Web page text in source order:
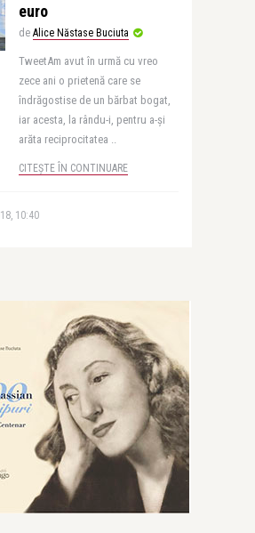
euro
de Alice Năstase Buciuta
TweetAm avut în urmă cu vreo
zece ani o prietenă care se
îndrăgostise de un bărbat bogat,
iar acesta, la rându-i, pentru a-și
arăta reciprocitatea ..
CITEȘTE ÎN CONTINUARE
10:40